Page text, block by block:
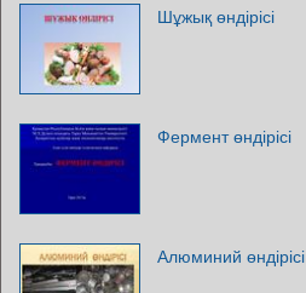
Шұжық өндірісі
Фермент өндірісі
Алюминий өндірісі